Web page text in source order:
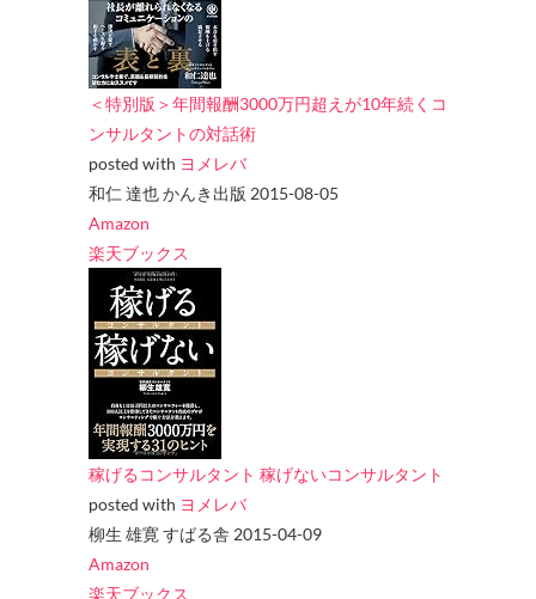
＜特別版＞年間報酬3000万円超えが10年続くコ
ンサルタントの対話術
posted with ヨメレバ
和仁 達也 かんき出版 2015-08-05
Amazon
楽天ブックス
稼げるコンサルタント 稼げないコンサルタント
posted with ヨメレバ
柳生 雄寛 すばる舎 2015-04-09
Amazon
楽天ブックス